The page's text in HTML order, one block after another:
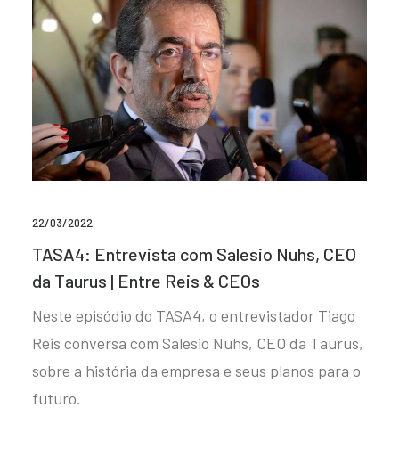
22/03/2022
TASA4: Entrevista com Salesio Nuhs, CEO
da Taurus | Entre Reis & CEOs
Neste episódio do TASA4, o entrevistador Tiago
Reis conversa com Salesio Nuhs, CEO da Taurus,
sobre a história da empresa e seus planos para o
futuro.